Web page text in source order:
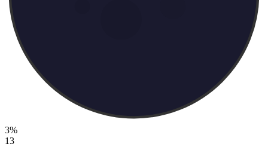
3%
13